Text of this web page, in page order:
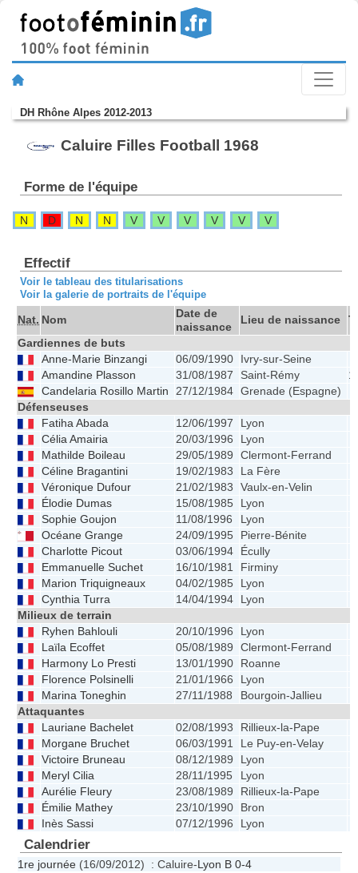
DH Rhône Alpes 2012-2013
Caluire Filles Football 1968
Forme de l'équipe
N D N N V V V V V V
Effectif
Voir le tableau des titularisations
Voir la galerie de portraits de l'équipe
Nat. Nom
Date de
naissance
Lieu de naissance
Gardiennes de buts
Anne-Marie Binzangi
06/09/1990
Ivry-sur-Seine
Amandine Plasson
31/08/1987 Saint-Rémy
Candelaria Rosillo Martin
27/12/1984 Grenade (Espagne)
Défenseuses
Fatiha Abada
12/06/1997
Lyon
Célia Amairia
20/03/1996
Lyon
Mathilde Boileau
29/05/1989
Clermont-Ferrand
Céline Bragantini
19/02/1983
La Fère
Véronique Dufour
21/02/1983
Vaulx-en-Velin
Élodie Dumas
15/08/1985
Lyon
Sophie Goujon
11/08/1996
Lyon
Océane Grange
24/09/1995
Pierre-Bénite
Charlotte Picout
03/06/1994
Écully
Emmanuelle Suchet
16/10/1981
Firminy
Marion Triquigneaux
04/02/1985
Lyon
Cynthia Turra
14/04/1994
Lyon
Milieux de terrain
Ryhen Bahlouli
20/10/1996
Lyon
Laïla Ecoffet
05/08/1989
Clermont-Ferrand
Harmony Lo Presti
13/01/1990
Roanne
Florence Polsinelli
21/01/1966
Lyon
Marina Toneghin
27/11/1988
Bourgoin-Jallieu
Attaquantes
Lauriane Bachelet
02/08/1993
Rillieux-la-Pape
Morgane Bruchet
06/03/1991
Le Puy-en-Velay
Victoire Bruneau
08/12/1989
Lyon
Meryl Cilia
28/11/1995
Lyon
Aurélie Fleury
23/08/1989
Rillieux-la-Pape
Émilie Mathey
23/10/1990
Bron
Inès Sassi
07/12/1996 Lyon
Calendrier
1re journée (16/09/2012) : Caluire-Lyon B 0-4